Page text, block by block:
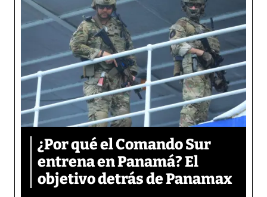
¿Por qué el Comando Sur
entrena en Panamá? El
objetivo detrás de Panamax